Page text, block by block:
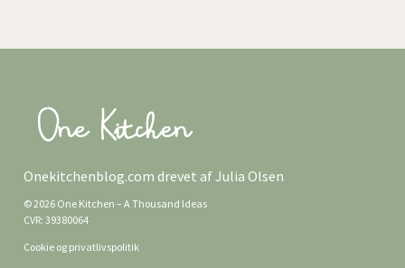
Onekitchenblog.com drevet af Julia Olsen
© 2026 One Kitchen – A Thousand Ideas
CVR: 39380064
Cookie og privatlivspolitik